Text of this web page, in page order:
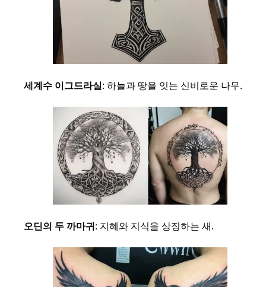
세계수 이그드라실: 하늘과 땅을 잇는 신비로운 나무.
오딘의 두 까마귀: 지혜와 지식을 상징하는 새.